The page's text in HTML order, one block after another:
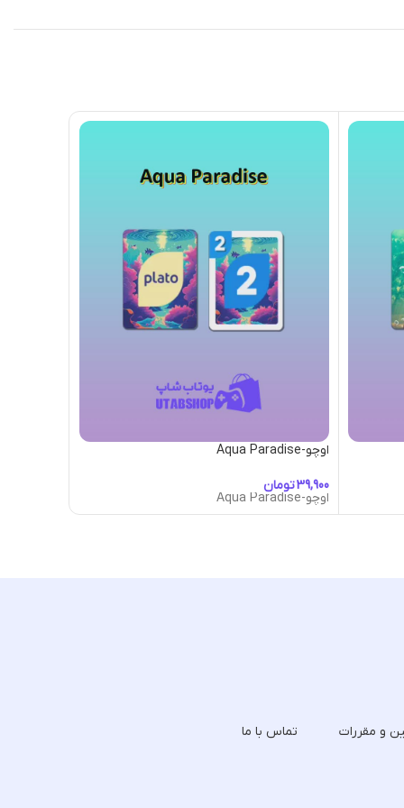
اوچو-Aqua Paradise
تومان
اوچو-Aqua Paradise
و مقررات تماس با ما